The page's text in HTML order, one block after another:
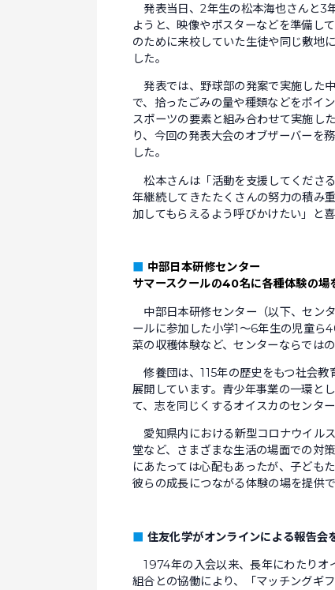
発表当日、2年生の松本海也さんと3
ようと、映像やポスターなどを準備し
のために来校していた生徒や同じ敷地
した。
発表では、野球部の発案で実施した
で、拾ったごみの量や種類などをポイ
スポーツの要素と組み合わせて実施し
り、今回の発表大会のオブザーバーを
した。
松本さんは「活動を支援してくださ
年継続してきたたくさんの努力の積み
加してもらえるよう呼びかけたい」と
■ 中部日本研修センター
サマースクールの40名に各種体験の場
中部日本研修センター（以下、セン
ールに参加した小学1〜6年生の児童ら
菜の収穫体験など、センターならでは
修養団は、115年の歴史をもつ社会教
展開しています。青少年事業の一環と
て、志を同じくするオイスカのセンタ
愛知県内における新型コロナウイル
堂など、さまざまな生活の場面での対
にあたっては心配もあったが、子ども
彼らの成長につながる体験の場を提供
■ 住友化学がオンラインによる報告会
1974年の入会以来、長年にわたりオ
組合との協働により、「マッチングギ